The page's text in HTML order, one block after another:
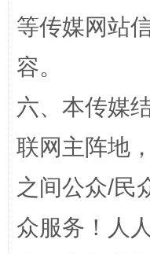
等传媒网站
容。
六、本传媒
联网主阵地
之间公众/民
众服务！人